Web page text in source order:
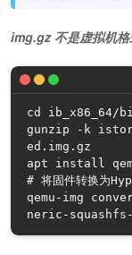
img.gz 不是虚拟机
cd ib_x86_64/
gunzip -k
ed.img.gz
apt install
# 将固件转换为
qemu-img
neric-squashfs-